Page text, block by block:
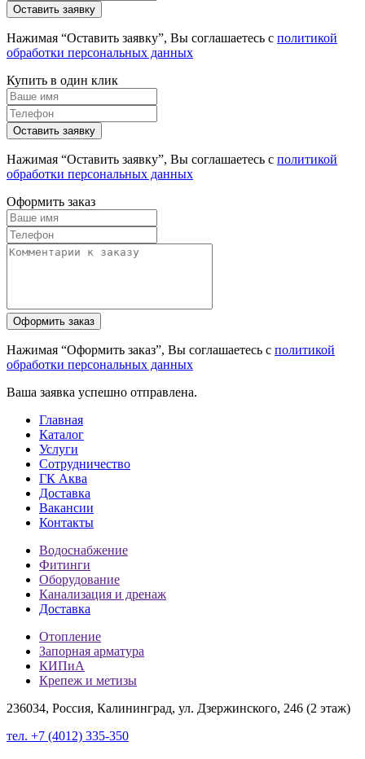
Нажимая “Оставить заявку”, Вы соглашаетесь с политикой
обработки персональных данных
Купить в один клик
Нажимая “Оставить заявку”, Вы соглашаетесь с политикой
обработки персональных данных
Оформить заказ
Нажимая “Оформить заказ”, Вы соглашаетесь с политикой
обработки персональных данных
Ваша заявка успешно отправлена.
Главная
Каталог
Услуги
Сотрудничество
ГК Аква
Доставка
Вакансии
Контакты
Водоснабжение
Фитинги
Оборудование
Канализация и дренаж
Доставка
Отопление
Запорная арматура
КИПиА
Крепеж и метизы
236034, Россия, Калининград, ул. Дзержинского, 246 (2 этаж)
тел. +7 (4012) 335-350